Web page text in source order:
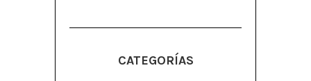
CATEGORÍAS